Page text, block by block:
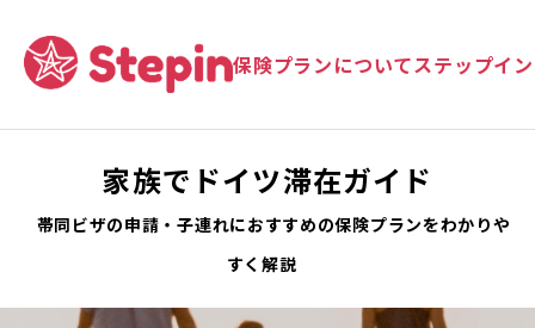
保険プランについてステップイ
家族でドイツ滞在ガイド
帯同ビザの申請・子連れにおすすめの保険プランをわかりや
すく解説